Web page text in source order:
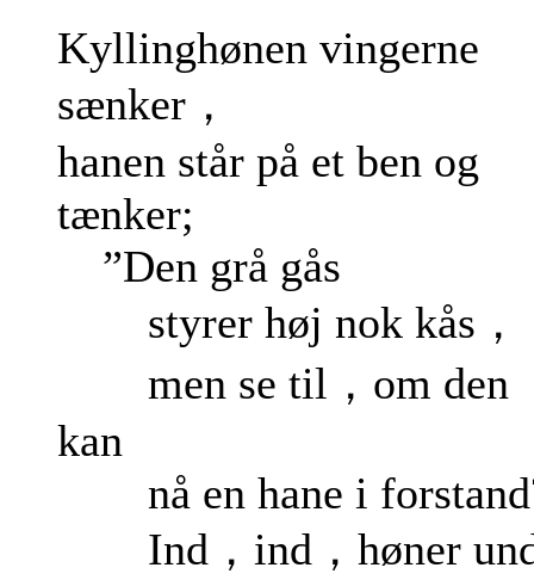
Kyllinghønen vingerne
sænker，
hanen står på et ben og
tænker;
”Den grå gås
styrer høj nok kås，
men se til，om den
kan
nå en hane i
Ind，ind，høner